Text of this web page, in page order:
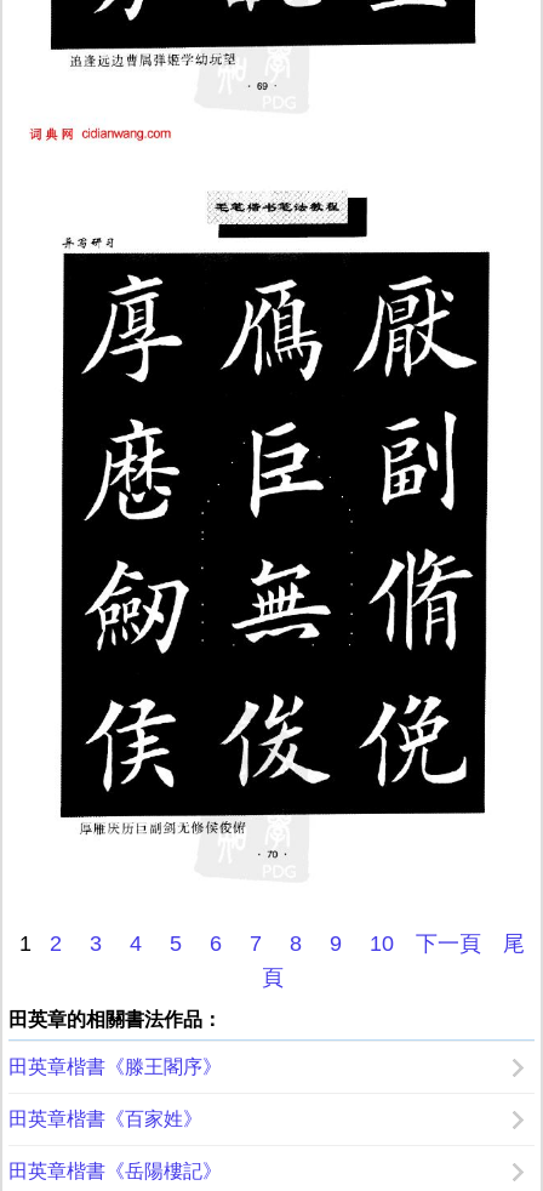
1 2 3 4 5 6 7 8 9 10 下一頁
尾
頁
田英章的相關書法作品：
田英章楷書《滕王閣序》
田英章楷書《百家姓》
田英章楷書《岳陽樓記》